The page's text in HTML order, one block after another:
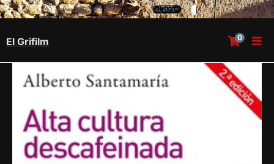
El Grifilm 0